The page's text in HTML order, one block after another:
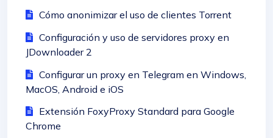
Cómo anonimizar el uso de clientes Torrent
Configuración y uso de servidores proxy en
JDownloader 2
Configurar un proxy en Telegram en Windows,
MacOS, Android e iOS
Extensión FoxyProxy Standard para Google
Chrome